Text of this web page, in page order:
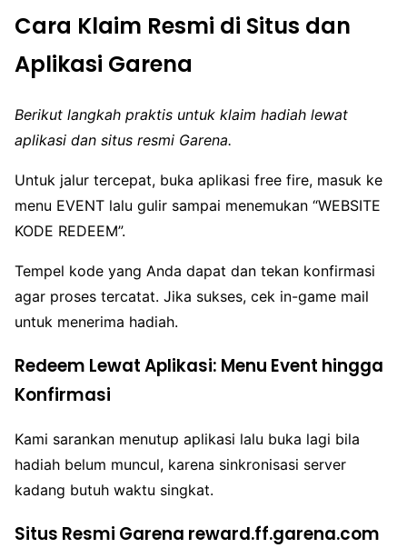
Cara Klaim Resmi di Situs dan
Aplikasi Garena
Berikut langkah praktis untuk klaim hadiah lewat
aplikasi dan situs resmi Garena.
Untuk jalur tercepat, buka aplikasi free fire, masuk ke
menu EVENT lalu gulir sampai menemukan “WEBSITE
KODE REDEEM”.
Tempel kode yang Anda dapat dan tekan konfirmasi
agar proses tercatat. Jika sukses, cek in-game mail
untuk menerima hadiah.
Redeem Lewat Aplikasi: Menu Event hingga
Konfirmasi
Kami sarankan menutup aplikasi lalu buka lagi bila
hadiah belum muncul, karena sinkronisasi server
kadang butuh waktu singkat.
Situs Resmi Garena reward.ff.garena.com